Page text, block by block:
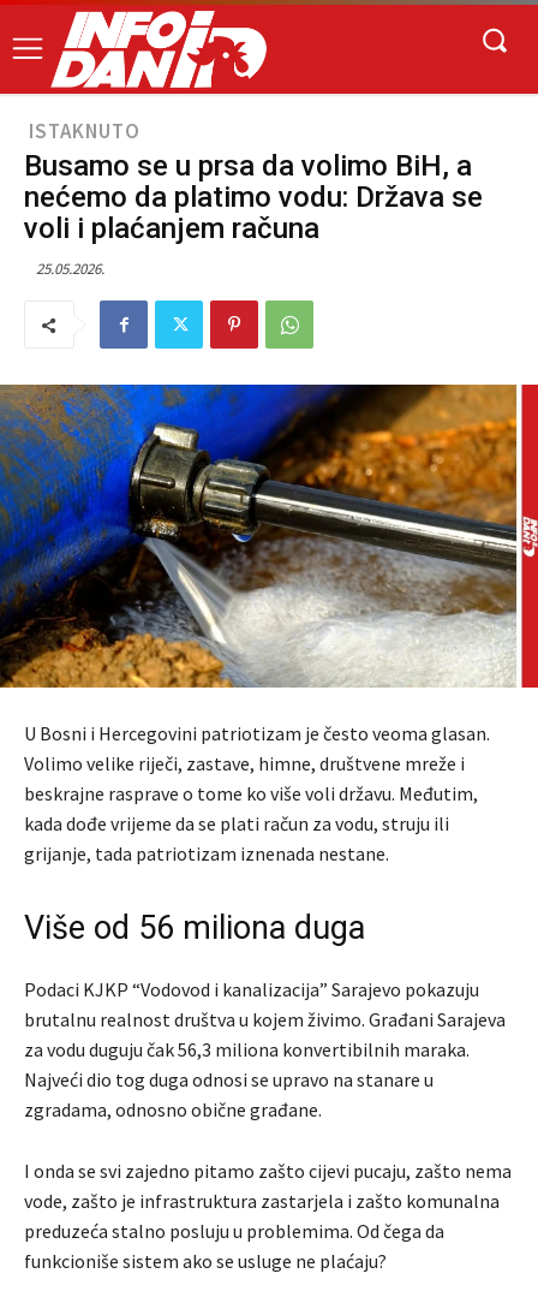
ISTAKNUTO
Busamo se u prsa da volimo BiH, a
nećemo da platimo vodu: Država se
voli i plaćanjem računa
25.05.2026.
U Bosni i Hercegovini patriotizam je često veoma glasan.
Volimo velike riječi, zastave, himne, društvene mreže i
beskrajne rasprave o tome ko više voli državu. Međutim,
kada dođe vrijeme da se plati račun za vodu, struju ili
grijanje, tada patriotizam iznenada nestane.
Više od 56 miliona duga
Podaci KJKP “Vodovod i kanalizacija” Sarajevo pokazuju
brutalnu realnost društva u kojem živimo. Građani Sarajeva
za vodu duguju čak 56,3 miliona konvertibilnih maraka.
Najveći dio tog duga odnosi se upravo na stanare u
zgradama, odnosno obične građane.
I onda se svi zajedno pitamo zašto cijevi pucaju, zašto nema
vode, zašto je infrastruktura zastarjela i zašto komunalna
preduzeća stalno posluju u problemima. Od čega da
funkcioniše sistem ako se usluge ne plaćaju?